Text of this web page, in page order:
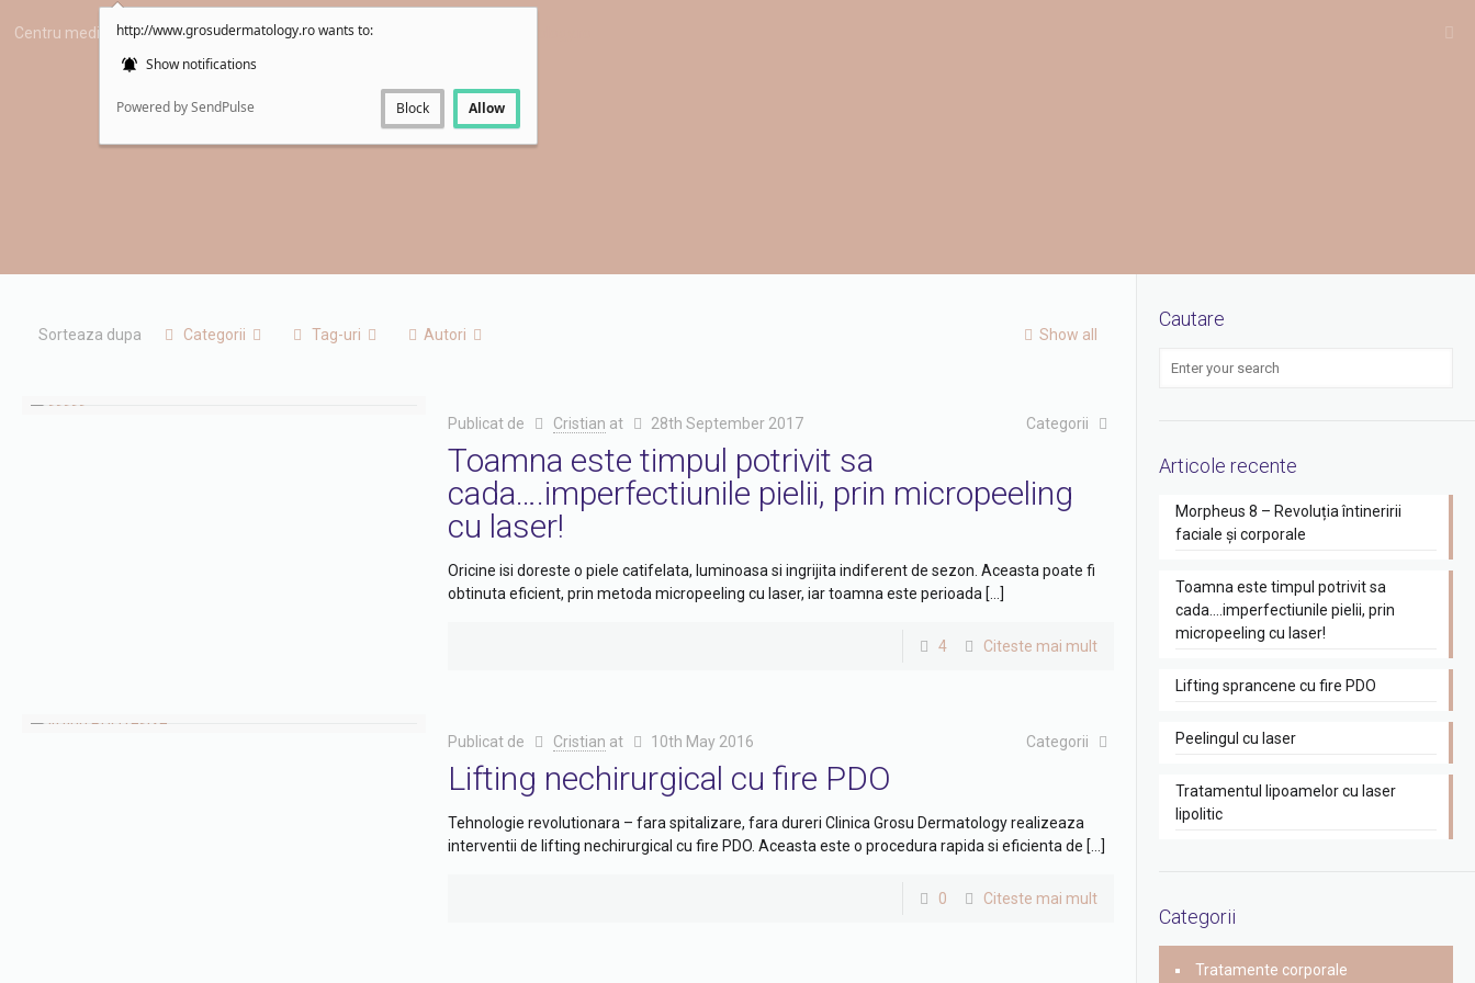
http://www.grosudermatology.ro wants to:
Show notifications
Powered by SendPulse Block Allow
Centru medical dermato-estetic 0759171590
Sorteaza dupa Categorii Tag-uri Autori Show all
Publicat de Cristian at 28th September 2017 Categorii
Toamna este timpul potrivit sa
cada….imperfectiunile pielii, prin micropeeling
cu laser!
Oricine isi doreste o piele catifelata, luminoasa si ingrijita indiferent de sezon. Aceasta poate fi
obtinuta eficient, prin metoda micropeeling cu laser, iar toamna este perioada […]
4 Citeste mai mult
Publicat de Cristian at 10th May 2016 Categorii
Lifting nechirurgical cu fire PDO
Tehnologie revolutionara – fara spitalizare, fara dureri Clinica Grosu Dermatology realizeaza
interventii de lifting nechirurgical cu fire PDO. Aceasta este o procedura rapida si eficienta de […]
0 Citeste mai mult
Cautare
Articole recente
Morpheus 8 – Revoluția întineririi
faciale și corporale
Toamna este timpul potrivit sa
cada….imperfectiunile pielii, prin
micropeeling cu laser!
Lifting sprancene cu fire PDO
Peelingul cu laser
Tratamentul lipoamelor cu laser
lipolitic
Categorii
Tratamente corporale